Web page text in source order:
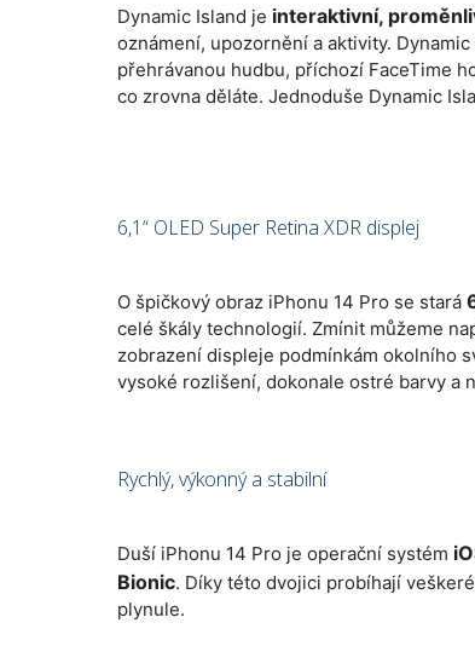
Dynamic Island je interaktivní,
oznámení, upozornění a aktivity.
přehrávanou hudbu, příchozí FaceTime
co zrovna děláte. Jednoduše Dynamic
6,1“ OLED Super Retina XDR displej
O špičkový obraz iPhonu 14 Pro se stará
celé škály technologií. Zmínit můžeme
zobrazení displeje podmínkám okolního
vysoké rozlišení, dokonale ostré barvy a
Rychlý, výkonný a stabilní
Duší iPhonu 14 Pro je operační systém
Bionic. Díky této dvojici probíhají
plynule.